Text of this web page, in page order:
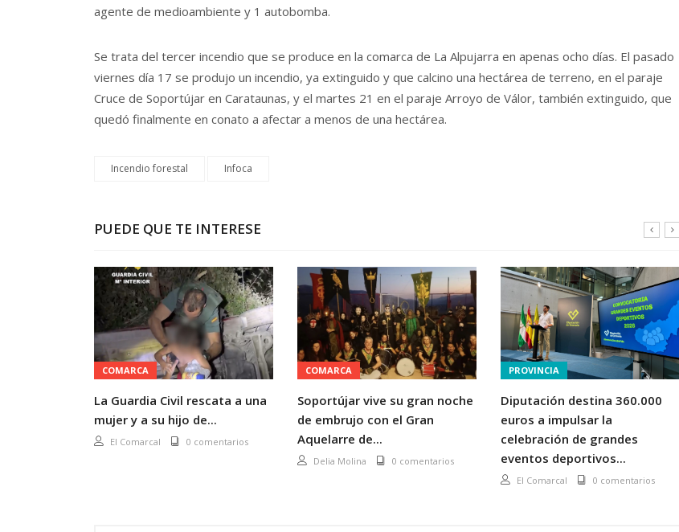
agente de medioambiente y 1 autobomba.
Se trata del tercer incendio que se produce en la comarca de La Alpujarra en apenas ocho días. El pasado
viernes día 17 se produjo un incendio, ya extinguido y que calcino una hectárea de terreno, en el paraje
Cruce de Soportújar en Carataunas, y el martes 21 en el paraje Arroyo de Válor, también extinguido, que
quedó finalmente en conato a afectar a menos de una hectárea.
Incendio forestal Infoca
PUEDE QUE TE INTERESE
COMARCA
La Guardia Civil rescata a una
mujer y a su hijo de...
El Comarcal 0 comentarios
COMARCA
Soportújar vive su gran noche
de embrujo con el Gran
Aquelarre de...
Delia Molina 0 comentarios
PROVINCIA
Diputación destina 360.000
euros a impulsar la
celebración de grandes
eventos deportivos...
El Comarcal 0 comentarios